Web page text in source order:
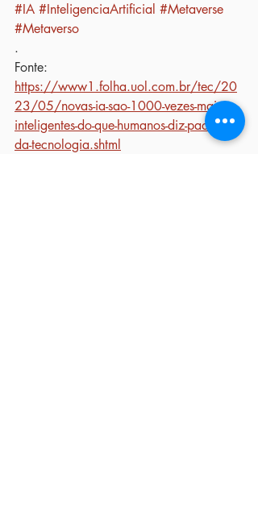
#IA #InteligenciaArtificial #Metaverse
#Metaverso
.
Fonte:
https://www1.folha.uol.com.br/tec/20
23/05/novas-ia-sao-1000-vezes-mais-
inteligentes-do-que-humanos-diz-padrinho-
da-tecnologia.shtml